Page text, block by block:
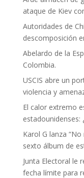
ataque de Kiev
Autoridades de
descomposición
Abelardo de la
Colombia.
USCIS abre un
violencia y
El calor extremo
estadounidenses:
Karol G lanza
sexto álbum de
Junta Electoral le
fecha límite para